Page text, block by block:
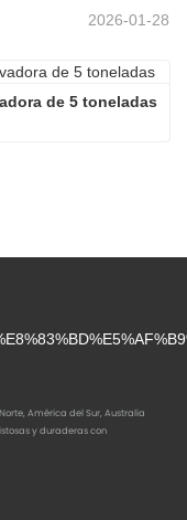
2026-01-28
de 5 toneladas
América del Sur, Australia
y duraderas con